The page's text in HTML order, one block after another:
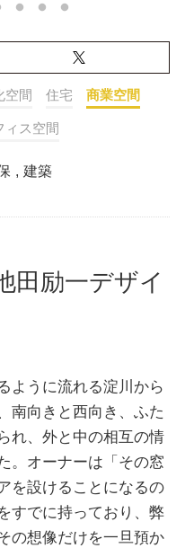
空間 住宅 商業空間
ィス空間
, 建築
田励一デザイ
ように流れる淀川から
南向きと西向き、ふた
れ、外と中の相互の情
。オーナーは「その窓
を設けることになるの
すでに持っており、弊
の想像だけを一旦預か